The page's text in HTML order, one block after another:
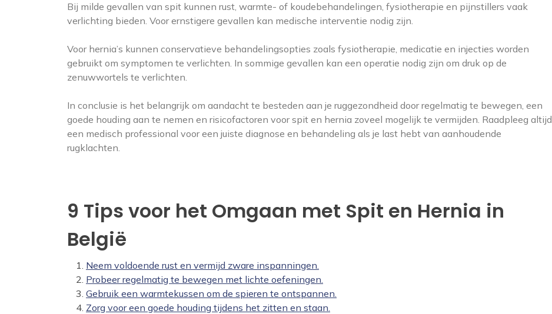
Bij milde gevallen van spit kunnen rust, warmte- of koudebehandelingen, fysiotherapie en pijnstillers vaak
verlichting bieden. Voor ernstigere gevallen kan medische interventie nodig zijn.
Voor hernia’s kunnen conservatieve behandelingsopties zoals fysiotherapie, medicatie en injecties worden
gebruikt om symptomen te verlichten. In sommige gevallen kan een operatie nodig zijn om druk op de
zenuwwortels te verlichten.
In conclusie is het belangrijk om aandacht te besteden aan je ruggezondheid door regelmatig te bewegen, een
goede houding aan te nemen en risicofactoren voor spit en hernia zoveel mogelijk te vermijden. Raadpleeg altijd
een medisch professional voor een juiste diagnose en behandeling als je last hebt van aanhoudende
rugklachten.
9 Tips voor het Omgaan met Spit en Hernia in
België
Neem voldoende rust en vermijd zware inspanningen.
Probeer regelmatig te bewegen met lichte oefeningen.
Gebruik een warmtekussen om de spieren te ontspannen.
Zorg voor een goede houding tijdens het zitten en staan.